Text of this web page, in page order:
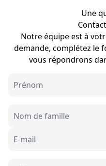
Une
Notre équipe est à
demande, complétez le
vous répondrons